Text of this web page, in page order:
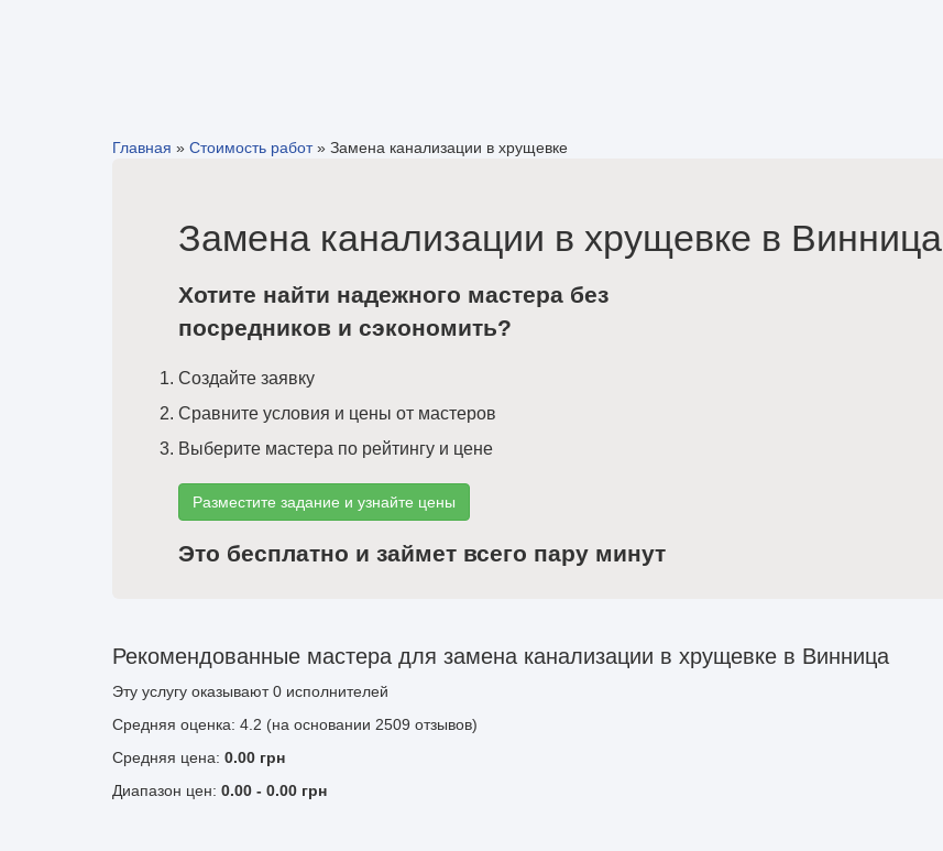
Главная » Стоимость работ» Замена канализации в хрущевке
Замена канализации в хрущевке в Винница
Хотите найти надежного мастера без
посредников и сэкономить?
Создайте заявку
Сравните условия и цены от мастеров
Выберите мастера по рейтингу и цене
Разместите задание и узнайте цены
Это бесплатно и займет всего пару минут
Рекомендованные мастера для замена канализации в хрущевке в Винница
Эту услугу оказывают0 исполнителей
Средняя оценка: 4.2 (на основании 2509 отзывов)
Средняя цена: 0.00 грн
Диапазон цен: 0.00 - 0.00 грн